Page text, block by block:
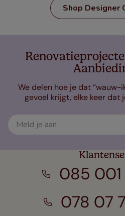
Shop Designer
We delen hoe je dat
gevoel krijgt, elke keer dat
085 001
078 07